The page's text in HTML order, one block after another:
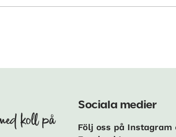
koll på
Sociala medier
Följ oss på Instagram